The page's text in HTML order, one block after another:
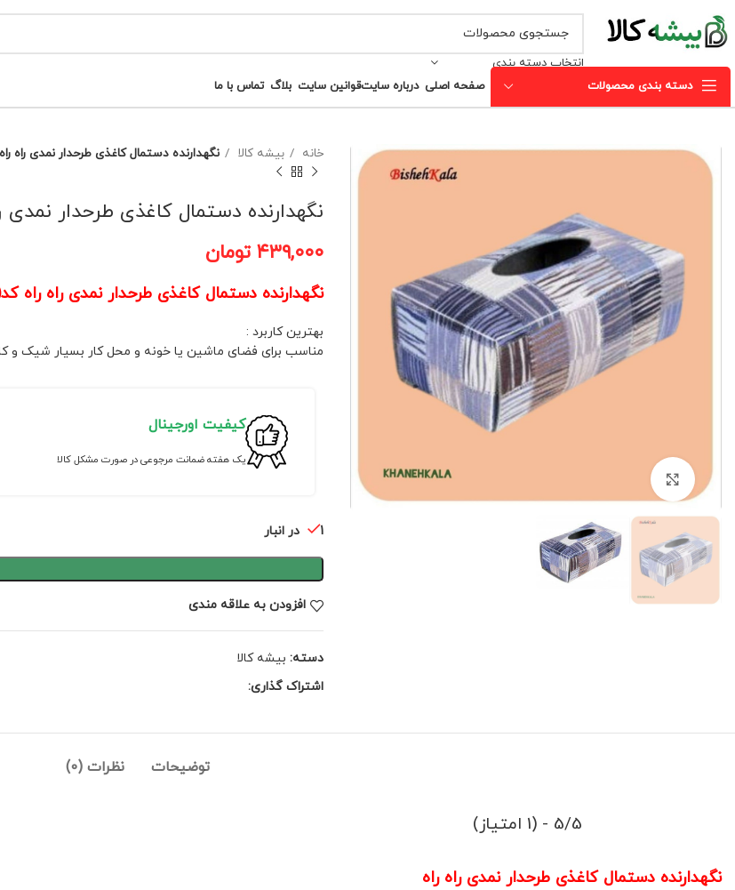
انتخاب دسته بندی
دسته بندی محصولات صفحه اصلی درباره سایتقوانین سایت بلاگ تماس با ما
خانه بیشه کالا نگهدارنده دستمال کاغذی طرحدار نمدی راه راه
نگهدارنده دستمال کاغذی طرحدار نمدی
۴۳۹,۰۰۰ تومان
نگهدارنده دستمال کاغذی طرحدار نمدی راه راه
بهترین کاربرد :
مناسب برای فضای ماشین یا خونه و محل کار بسیار شیک و
کیفیت اورجینال
یک هفته ضمانت مرجوعی در صورت مشکل کالا
1 در انبار
افزودن به علاقه مندی
دسته: بیشه کالا
اشتراک گذاری:
توضیحات نظرات (0)
5/5 - (1 امتیاز)
نگهدارنده دستمال کاغذی طرحدار نمدی راه راه